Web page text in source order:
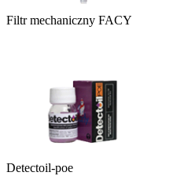
Filtr mechaniczny FACY
Detectoil-poe